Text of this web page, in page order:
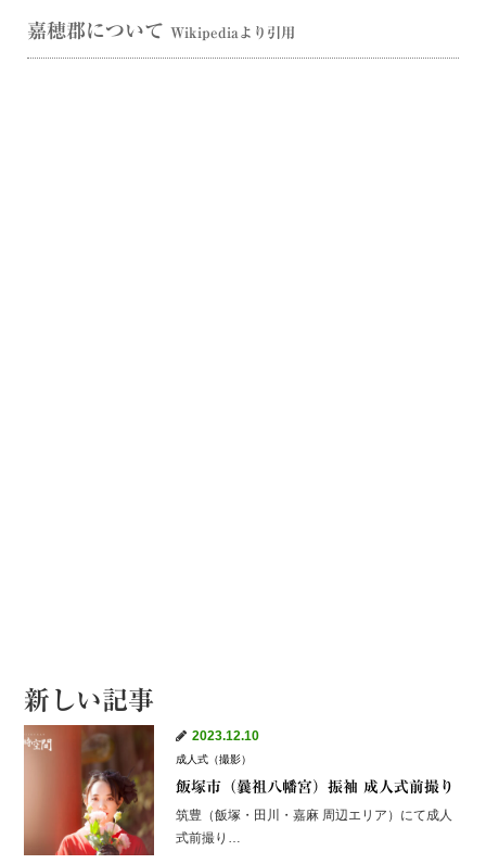
嘉穂郡について Wikipediaより引用
新しい記事
2023.12.10
成人式（撮影）
飯塚市（曩祖八幡宮）振袖 成人式前撮り
筑豊（飯塚・田川・嘉麻 周辺エリア）にて成人
式前撮り…